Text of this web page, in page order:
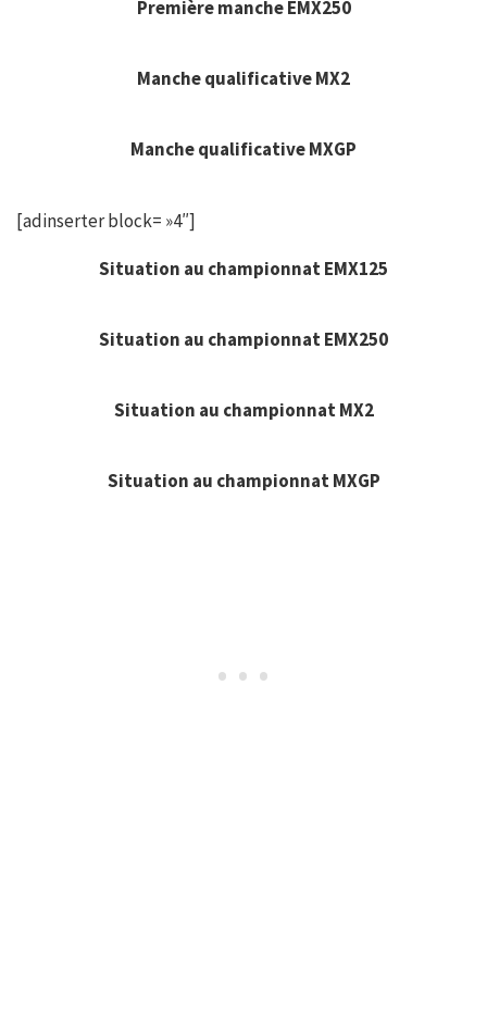
Première manche EMX250
Manche qualificative MX2
Manche qualificative MXGP
[adinserter block= »4″]
Situation au championnat EMX125
Situation au championnat EMX250
Situation au championnat MX2
Situation au championnat MXGP